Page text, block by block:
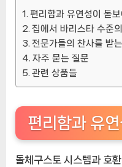
편리함과 유연성이 돋
집에서 바리스타 수준
전문가들의 찬사를 받
자주 묻는 질문
관련 상품들
편리함과 유
돌체구스토 시스템과 호